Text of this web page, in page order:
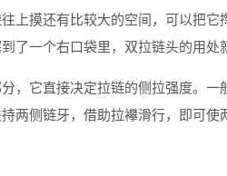
上摸还有比较大的空间，可以把
了一个右口袋里，双拉链头的用处
，它直接决定拉链的侧拉强度。
两侧链牙，借助拉襻滑行，即可使